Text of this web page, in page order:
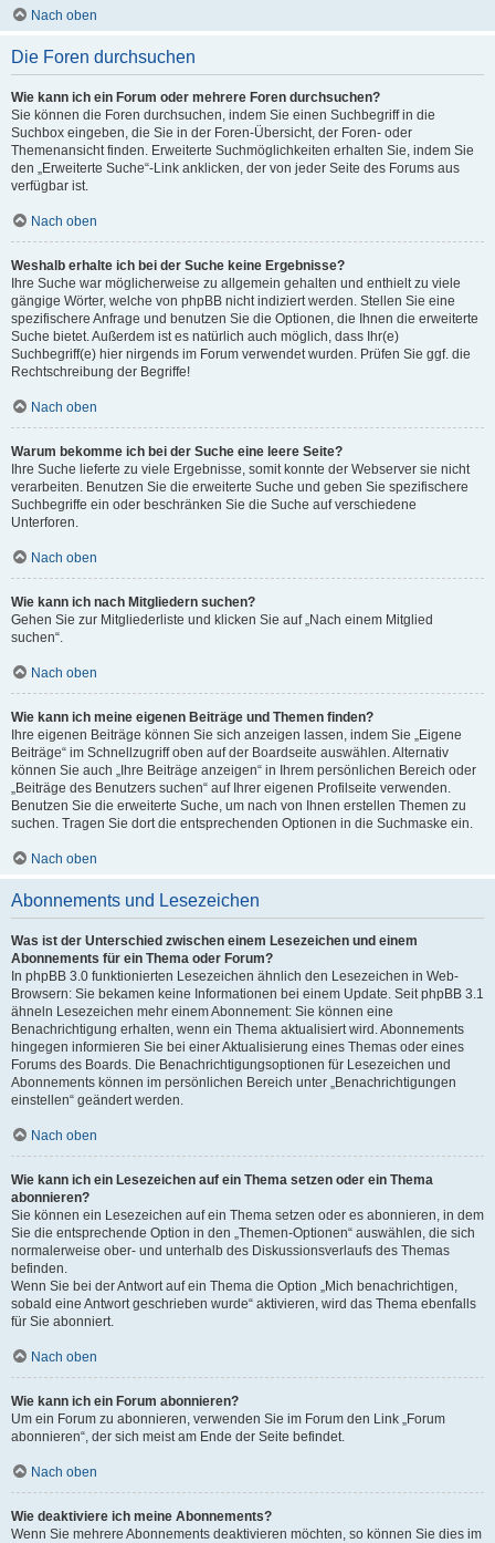
Nach oben
Die Foren durchsuchen
Wie kann ich ein Forum oder mehrere Foren durchsuchen?
Sie können die Foren durchsuchen, indem Sie einen Suchbegriff in die
Suchbox eingeben, die Sie in der Foren-Übersicht, der Foren- oder
Themenansicht finden. Erweiterte Suchmöglichkeiten erhalten Sie, indem Sie
den „Erweiterte Suche“-Link anklicken, der von jeder Seite des Forums aus
verfügbar ist.
Nach oben
Weshalb erhalte ich bei der Suche keine Ergebnisse?
Ihre Suche war möglicherweise zu allgemein gehalten und enthielt zu viele
gängige Wörter, welche von phpBB nicht indiziert werden. Stellen Sie eine
spezifischere Anfrage und benutzen Sie die Optionen, die Ihnen die erweiterte
Suche bietet. Außerdem ist es natürlich auch möglich, dass Ihr(e)
Suchbegriff(e) hier nirgends im Forum verwendet wurden. Prüfen Sie ggf. die
Rechtschreibung der Begriffe!
Nach oben
Warum bekomme ich bei der Suche eine leere Seite?
Ihre Suche lieferte zu viele Ergebnisse, somit konnte der Webserver sie nicht
verarbeiten. Benutzen Sie die erweiterte Suche und geben Sie spezifischere
Suchbegriffe ein oder beschränken Sie die Suche auf verschiedene
Unterforen.
Nach oben
Wie kann ich nach Mitgliedern suchen?
Gehen Sie zur Mitgliederliste und klicken Sie auf „Nach einem Mitglied
suchen“.
Nach oben
Wie kann ich meine eigenen Beiträge und Themen finden?
Ihre eigenen Beiträge können Sie sich anzeigen lassen, indem Sie „Eigene
Beiträge“ im Schnellzugriff oben auf der Boardseite auswählen. Alternativ
können Sie auch „Ihre Beiträge anzeigen“ in Ihrem persönlichen Bereich oder
„Beiträge des Benutzers suchen“ auf Ihrer eigenen Profilseite verwenden.
Benutzen Sie die erweiterte Suche, um nach von Ihnen erstellen Themen zu
suchen. Tragen Sie dort die entsprechenden Optionen in die Suchmaske ein.
Nach oben
Abonnements und Lesezeichen
Was ist der Unterschied zwischen einem Lesezeichen und einem
Abonnements für ein Thema oder Forum?
In phpBB 3.0 funktionierten Lesezeichen ähnlich den Lesezeichen in Web-
Browsern: Sie bekamen keine Informationen bei einem Update. Seit phpBB 3.1
ähneln Lesezeichen mehr einem Abonnement: Sie können eine
Benachrichtigung erhalten, wenn ein Thema aktualisiert wird. Abonnements
hingegen informieren Sie bei einer Aktualisierung eines Themas oder eines
Forums des Boards. Die Benachrichtigungsoptionen für Lesezeichen und
Abonnements können im persönlichen Bereich unter „Benachrichtigungen
einstellen“ geändert werden.
Nach oben
Wie kann ich ein Lesezeichen auf ein Thema setzen oder ein Thema
abonnieren?
Sie können ein Lesezeichen auf ein Thema setzen oder es abonnieren, in dem
Sie die entsprechende Option in den „Themen-Optionen“ auswählen, die sich
normalerweise ober- und unterhalb des Diskussionsverlaufs des Themas
befinden.
Wenn Sie bei der Antwort auf ein Thema die Option „Mich benachrichtigen,
sobald eine Antwort geschrieben wurde“ aktivieren, wird das Thema ebenfalls
für Sie abonniert.
Nach oben
Wie kann ich ein Forum abonnieren?
Um ein Forum zu abonnieren, verwenden Sie im Forum den Link „Forum
abonnieren“, der sich meist am Ende der Seite befindet.
Nach oben
Wie deaktiviere ich meine Abonnements?
Wenn Sie mehrere Abonnements deaktivieren möchten, so können Sie dies im